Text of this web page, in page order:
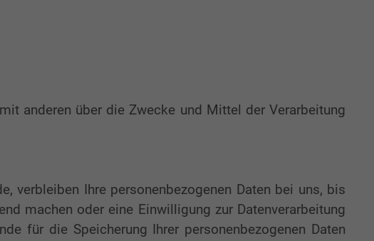
anderen über die Zwecke und Mittel der Verarbeitung
verbleiben Ihre personenbezogenen Daten bei uns, bis
machen oder eine Einwilligung zur Datenverarbeitung
für die Speicherung Ihrer personenbezogenen Daten